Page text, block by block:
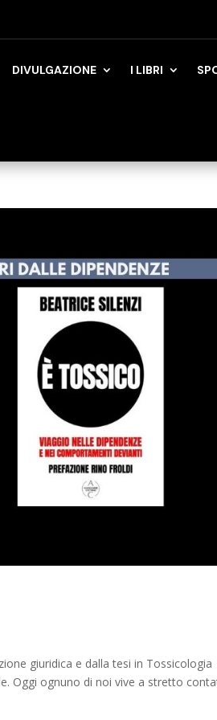
DIVULGAZIONE I LIBRI
giuridica e dalla tesi in Tossicologia
Oggi ognuno di noi vive a stretto